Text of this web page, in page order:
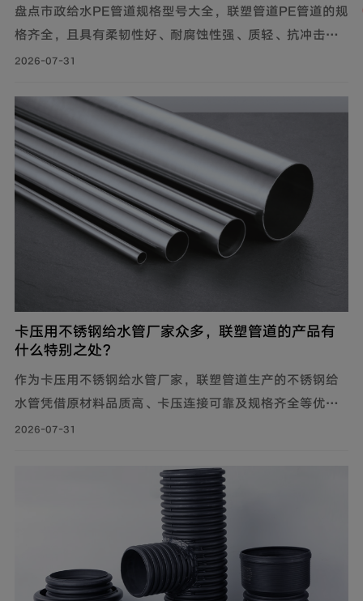
盘点市政给水PE管道规格型号大全，联塑管道PE管道的规
格齐全，且具有柔韧性好、耐腐蚀性强、质轻、抗冲击性
能优良等特点，广泛应用于市政供水系统、建筑给水系统
（dn20-dn110）用于支管及小区给水，大口径（dn125-
dn1600）用于市政主干管。
2026-07-31
卡压用不锈钢给水管厂家众多，联塑管道的产品有
什么特别之处？
作为卡压用不锈钢给水管厂家，联塑管道生产的不锈钢给
水管凭借原材料品质高、卡压连接可靠及规格齐全等优
势，广泛应用于建筑给水、冷却循环水系统、气体输送等
2026-07-31